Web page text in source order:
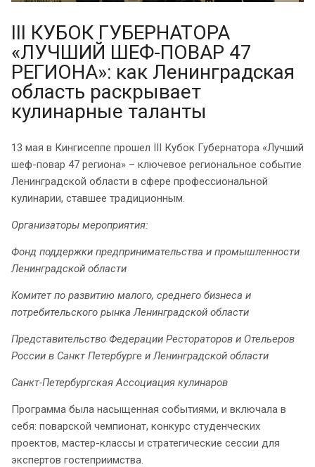
III КУБОК ГУБЕРНАТОРА
«ЛУЧШИЙ ШЕФ-ПОВАР 47
РЕГИОНА»: как Ленинградская
область раскрывает
кулинарные таланты
13 мая в Кингисеппе прошел III Кубок Губернатора «Лучший
шеф-повар 47 региона» – ключевое региональное событие
Ленинградской области в сфере профессиональной
кулинарии, ставшее традиционным.
Организаторы мероприятия:
Фонд поддержки предпринимательства и промышленности
Ленинградской области
Комитет по развитию малого, среднего бизнеса и
потребительского рынка Ленинградской области
Представительство Федерации Рестораторов и Отельеров
России в Санкт Петербурге и Ленинградской области
Санкт-Петербургская Ассоциация кулинаров
Программа была насыщенная событиями, и включала в
себя: поварской чемпионат, конкурс студенческих
проектов, мастер-классы и стратегические сессии для
экспертов гостеприимства.